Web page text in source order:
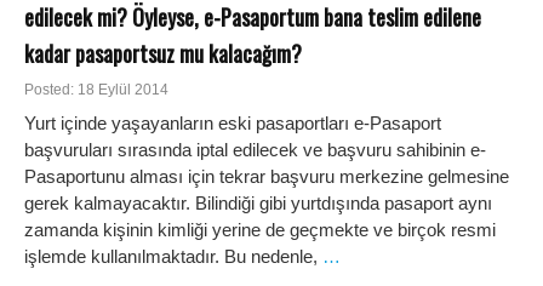
edilecek mi? Öyleyse, e-Pasaportum bana teslim edilene
kadar pasaportsuz mu kalacağım?
Posted: 18 Eylül 2014
Yurt içinde yaşayanların eski pasaportları e-Pasaport
başvuruları sırasında iptal edilecek ve başvuru sahibinin e-
Pasaportunu alması için tekrar başvuru merkezine gelmesine
gerek kalmayacaktır. Bilindiği gibi yurtdışında pasaport aynı
zamanda kişinin kimliği yerine de geçmekte ve birçok resmi
işlemde kullanılmaktadır. Bu nedenle, …